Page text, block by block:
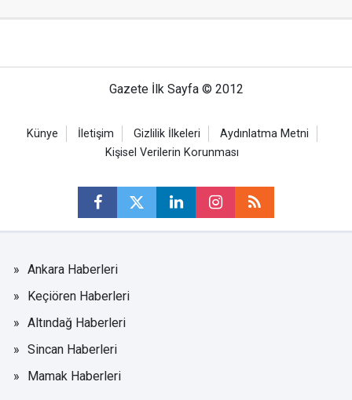
Gazete İlk Sayfa © 2012
Künye İletişim Gizlilik İlkeleri
Aydınlatma Metni
Kişisel Verilerin Korunması
Ankara Haberleri
Keçiören Haberleri
Altındağ Haberleri
Sincan Haberleri
Mamak Haberleri